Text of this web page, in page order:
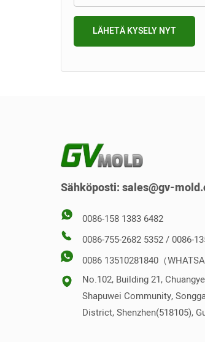
WC-istuimen muotti
Muotin irrottaminen
Pinoa muotti
Käänteinen muotti
LÄHETÄ KYSELY NYT
Sähköposti:sales@gv-
0086-158 1383 6482
0086-755-2682 5352 / 0086-
0086 13510281840（
No.102, Building 21,
Shapuwei Community,
District, Shenzhen(518105),